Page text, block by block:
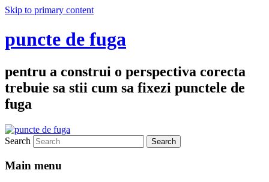
Skip to primary content
puncte de fuga
pentru a construi o perspectiva corecta
trebuie sa stii cum sa fixezi punctele de
fuga
Search
Main menu